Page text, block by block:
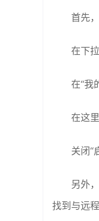
首先
在下
在“我
在这
关闭“
另外
找到与远